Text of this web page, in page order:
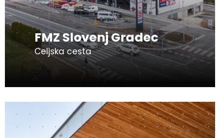
FMZ Slovenj Gradec
Celjska cesta